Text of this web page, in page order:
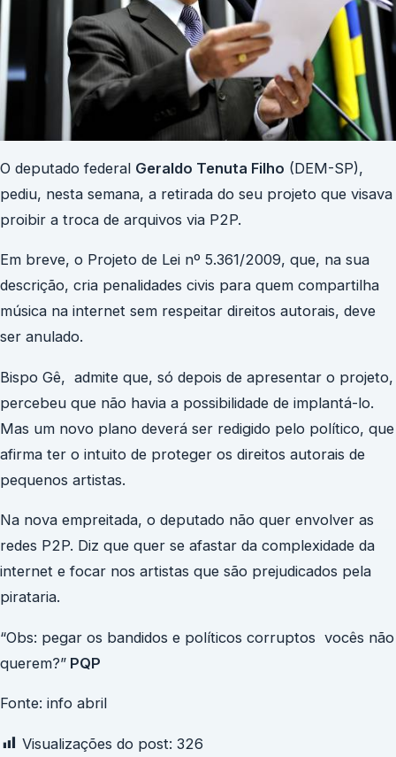
O deputado federal Geraldo Tenuta Filho (DEM-SP),
pediu, nesta semana, a retirada do seu projeto que visava
proibir a troca de arquivos via P2P.
Em breve, o Projeto de Lei nº 5.361/2009, que, na sua
descrição, cria penalidades civis para quem compartilha
música na internet sem respeitar direitos autorais, deve
ser anulado.
Bispo Gê, admite que, só depois de apresentar o projeto,
percebeu que não havia a possibilidade de implantá-lo.
Mas um novo plano deverá ser redigido pelo político, que
afirma ter o intuito de proteger os direitos autorais de
pequenos artistas.
Na nova empreitada, o deputado não quer envolver as
redes P2P. Diz que quer se afastar da complexidade da
internet e focar nos artistas que são prejudicados pela
pirataria.
“Obs: pegar os bandidos e políticos corruptos vocês não
querem?” PQP
Fonte: info abril
Visualizações do post: 326